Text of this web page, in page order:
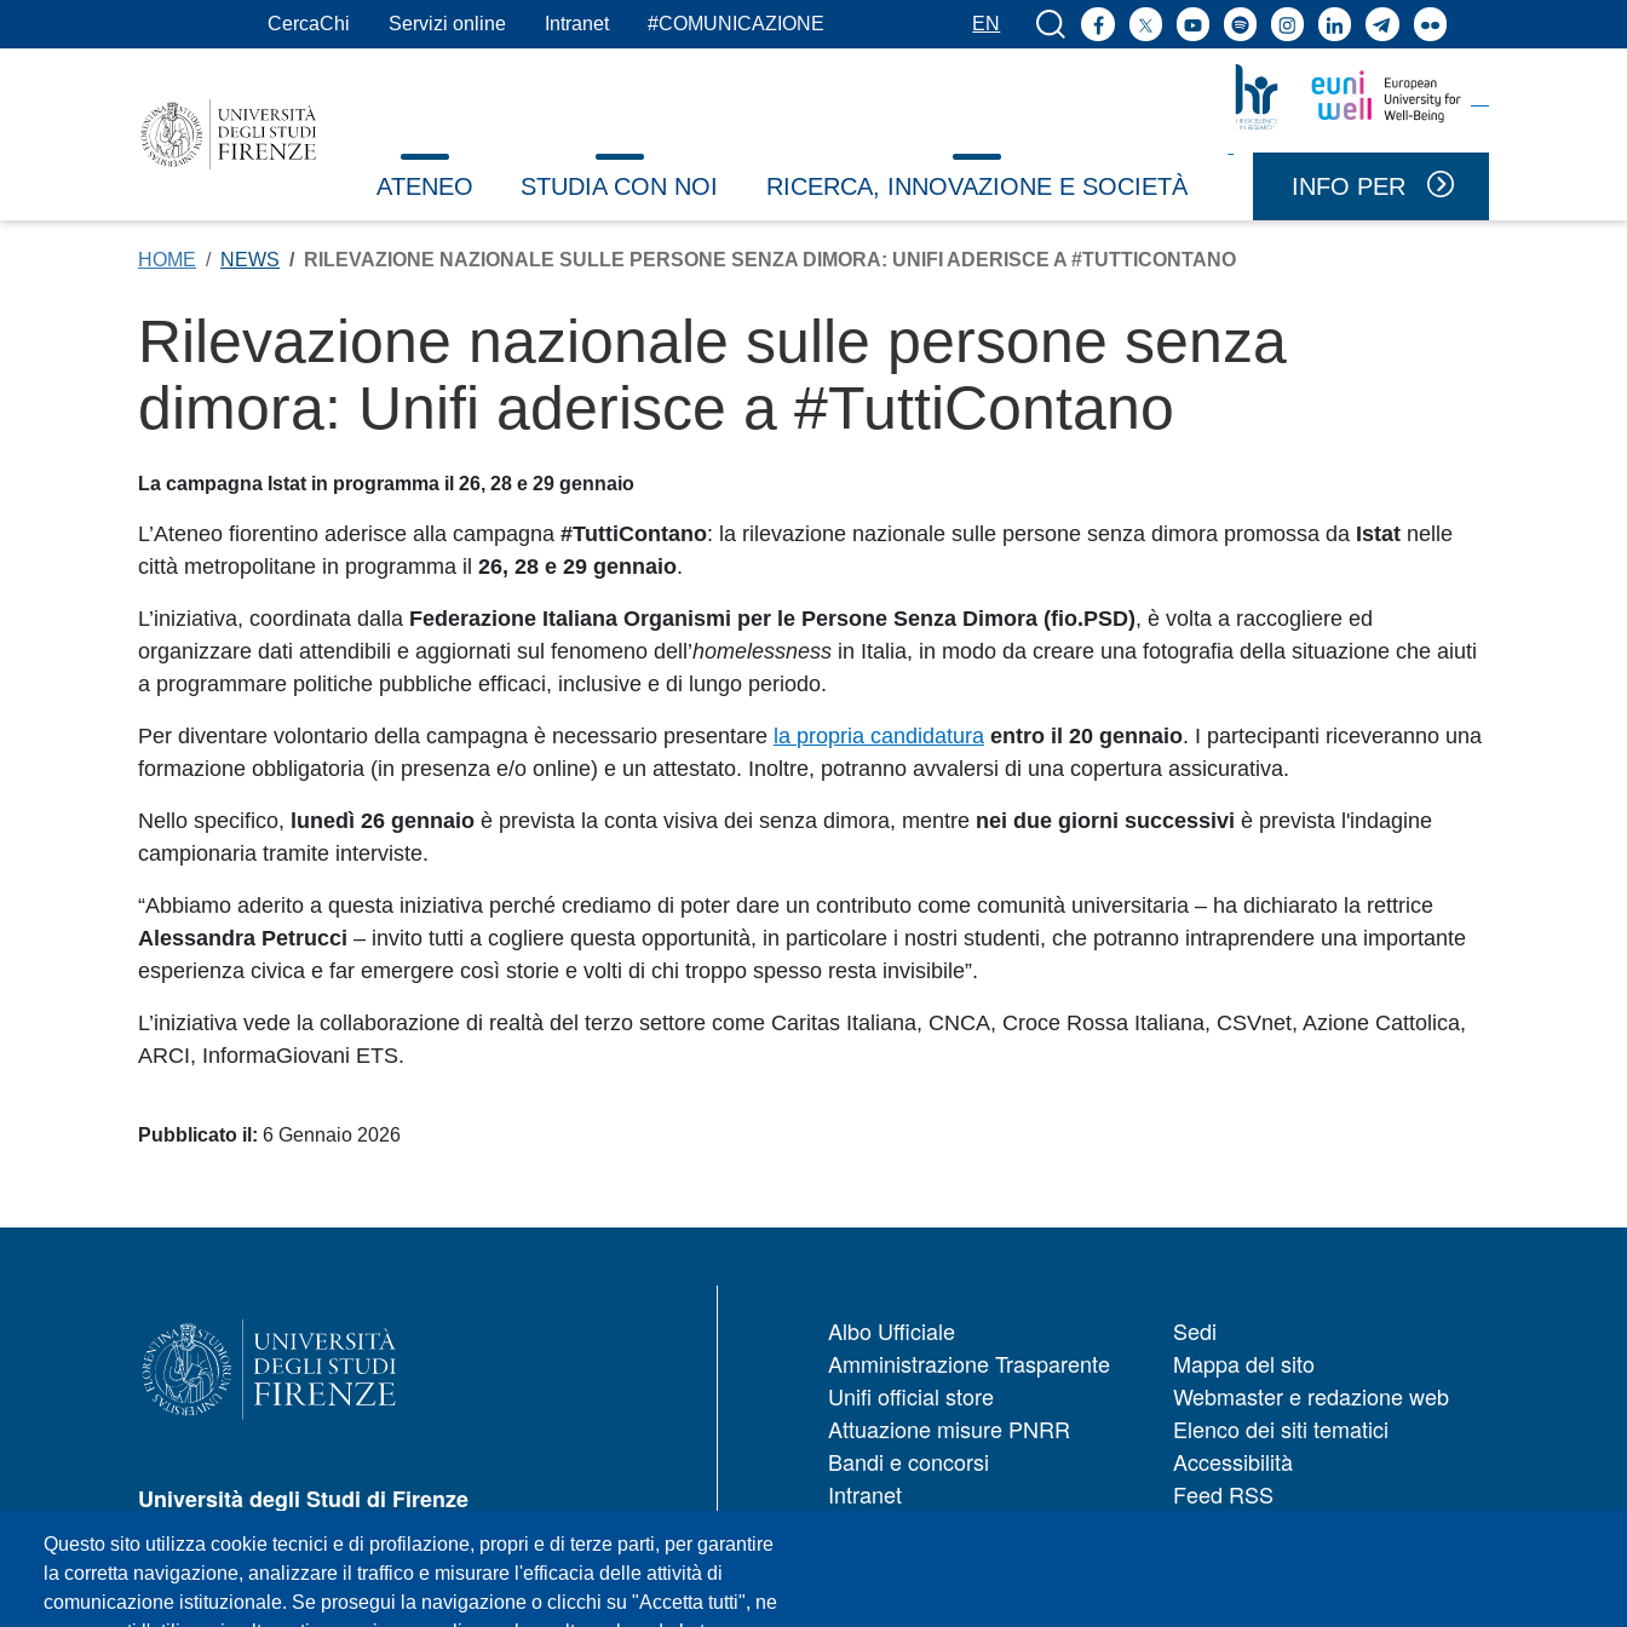
CercaChi Servizi online Intranet #COMUNICAZIONE EN Bottone cerca
Facebook
X YouTube
SpotifyInstagram
LinkedInTelegram
Flickr
ATENEO STUDIA CON NOI RICERCA, INNOVAZIONE E SOCIETÀ INFO PER
HOME NEWS RILEVAZIONE NAZIONALE SULLE PERSONE SENZA DIMORA: UNIFI ADERISCE A #TUTTICONTANO
Rilevazione nazionale sulle persone senza
dimora: Unifi aderisce a #TuttiContano
La campagna Istat in programma il 26, 28 e 29 gennaio
L’Ateneo fiorentino aderisce alla campagna #TuttiContano: la rilevazione nazionale sulle persone senza dimora promossa da Istat nelle
città metropolitane in programma il 26, 28 e 29 gennaio.
L’iniziativa, coordinata dalla Federazione Italiana Organismi per le Persone Senza Dimora (fio.PSD), è volta a raccogliere ed
organizzare dati attendibili e aggiornati sul fenomeno dell’homelessness in Italia, in modo da creare una fotografia della situazione che aiuti
a programmare politiche pubbliche efficaci, inclusive e di lungo periodo.
Per diventare volontario della campagna è necessario presentare la propria candidatura entro il 20 gennaio. I partecipanti riceveranno una
formazione obbligatoria (in presenza e/o online) e un attestato. Inoltre, potranno avvalersi di una copertura assicurativa.
Nello specifico, lunedì 26 gennaio è prevista la conta visiva dei senza dimora, mentre nei due giorni successivi è prevista l'indagine
campionaria tramite interviste.
“Abbiamo aderito a questa iniziativa perché crediamo di poter dare un contributo come comunità universitaria – ha dichiarato la rettrice
Alessandra Petrucci – invito tutti a cogliere questa opportunità, in particolare i nostri studenti, che potranno intraprendere una importante
esperienza civica e far emergere così storie e volti di chi troppo spesso resta invisibile”.
L’iniziativa vede la collaborazione di realtà del terzo settore come Caritas Italiana, CNCA, Croce Rossa Italiana, CSVnet, Azione Cattolica,
ARCI, InformaGiovani ETS.
Pubblicato il: 6 Gennaio 2026
Questo sito utilizza cookie tecnici e di profilazione, propri e di terze parti, per garantire
la corretta navigazione, analizzare il traffico e misurare l'efficacia delle attività di
comunicazione istituzionale. Se prosegui la navigazione o clicchi su "Accetta tutti", ne
Università degli Studi di Firenze
P.zza S.Marco, 4 - 50121 Firenze
Centralino +39 055 27571
Albo Ufficiale
Amministrazione Trasparente
Unifi official store
Attuazione misure PNRR
Bandi e concorsi
Intranet
Sedi
Mappa del sito
Webmaster e redazione web
Elenco dei siti tematici
Accessibilità
Feed RSS